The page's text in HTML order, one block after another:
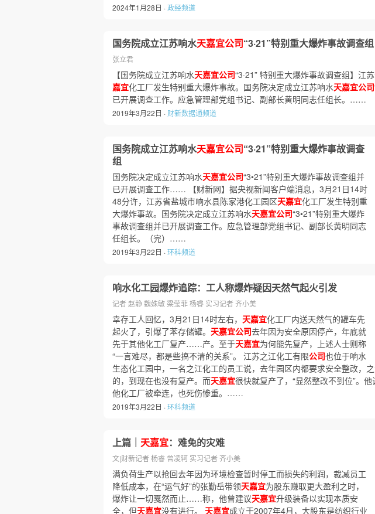
2024年1月28日 ·政经频道
国务院成立江苏响水天嘉宜公司“3·21”特别重大爆炸事故调查组
张立君
【国务院成立江苏响水天嘉宜公司“3·21” 特别重大爆炸事故调查组】江
嘉宜化工厂发生特别重大爆炸事故。国务院决定成立江苏响水天嘉宜公司
已开展调查工作。应急管理部党组书记、副部长黄明同志任组长。……
2019年3月22日 · 财新数据通频道
国务院成立江苏响水天嘉宜公司“3·21”特别重大爆炸事故调查
组
国务院决定成立江苏响水天嘉宜公司“3•21”特别重大爆炸事故调查组并
已开展调查工作…… 【财新网】据央视新闻客户端消息，3月21日14时
48分许，江苏省盐城市响水县陈家港化工园区天嘉宜化工厂发生特别重
大爆炸事故。国务院决定成立江苏响水天嘉宜公司“3•21”特别重大爆炸
事故调查组并已开展调查工作。应急管理部党组书记、副部长黄明同志
任组长。（完）……
2019年3月22日 ·环科频道
响水化工园爆炸追踪：工人称爆炸疑因天然气起火引发
记者 赵静 魏姝敏 梁莹菲 杨睿 实习记者 齐小美
幸存工人回忆，3月21日14时左右， 天嘉宜化工厂内送天然气的罐车先
起火了，引爆了苯存储罐。 天嘉宜公司去年因为安全原因停产，年底就
先于其他化工厂复产……产。至于天嘉宜为何能先复产，上述人士则称
“一言难尽，都是些搞不清的关系”。 江苏之江化工有限公司也位于响水
生态化工园中，一名之江化工的员工说，去年园区内都要求安全整改，
的，到现在也没有复产。而天嘉宜很快就复产了，“显然整改不到位”。他
他化工厂被牵连，也死伤惨重。……
2019年3月22日 ·环科频道
上篇｜ 天嘉宜：难免的灾难
文|财新记者 杨睿 曾凌轲 实习记者 齐小美
满负荷生产以抢回去年因为环境检查暂时停工而损失的利润，裁减员工
降低成本，在“运气好”的张勤岳带领天嘉宜为股东赚取更大盈利之时，
爆炸让一切戛然而止……称，他曾建议天嘉宜升级装备以实现本质安
全，但天嘉宜没有进行。 天嘉宜成立于2007年4月，大股东是纺织行业